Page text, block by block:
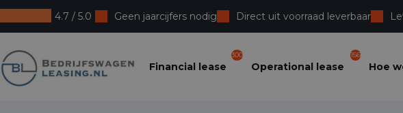
4.7 / 5.0 Geen jaarcijfers nodig Direct uit voorraad leverbaar
Bedrijfswagenleasing
Financial lease
300
Operational lease
156
Hoe